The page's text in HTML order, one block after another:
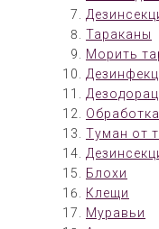
Тараканы
Морить
Туман от
Блохи
Клещи
Муравьи